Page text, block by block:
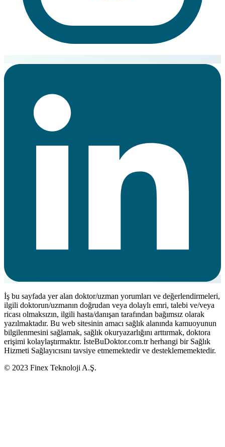
İş bu sayfada yer alan doktor/uzman yorumları ve değerlendirmeleri,
ilgili doktorun/uzmanın doğrudan veya dolaylı emri, talebi ve/veya
ricası olmaksızın, ilgili hasta/danışan tarafından bağımsız olarak
yazılmaktadır. Bu web sitesinin amacı sağlık alanında kamuoyunun
bilgilenmesini sağlamak, sağlık okuryazarlığını arttırmak, doktora
erişimi kolaylaştırmaktır. İsteBuDoktor.com.tr herhangi bir Sağlık
Hizmeti Sağlayıcısını tavsiye etmemektedir ve desteklememektedir.
© 2023 Finex Teknoloji A.Ş.